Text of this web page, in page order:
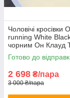
Чоловічі кросівки
running White Black
чорним Он Клауд
текстиль
Готово до
2 698 ₴/пара
3 000 ₴/пара